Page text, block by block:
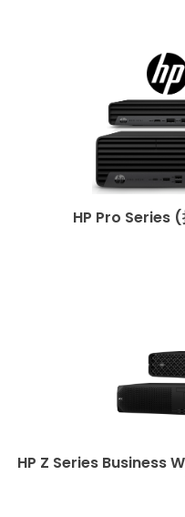
HP Pro Series (
HP Z Series Business